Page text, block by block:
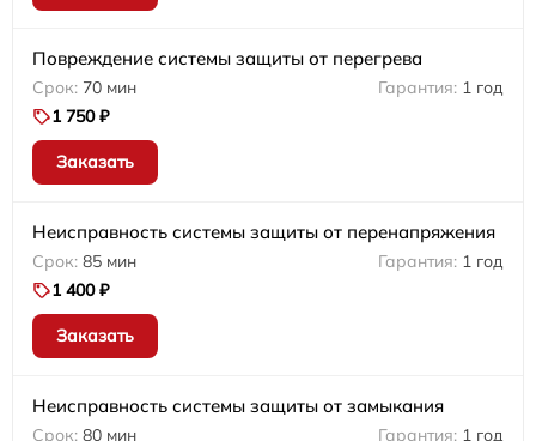
Повреждение системы защиты от перегрева
70 мин
1 год
1 750 ₽
Заказать
Неисправность системы защиты от перенапряжения
85 мин
1 год
1 400 ₽
Заказать
Неисправность системы защиты от замыкания
80 мин
1 год